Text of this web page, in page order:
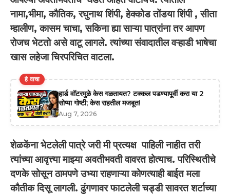
नामा,भीमा, कौतिक, रघुनाथ शिंपी, हेक्कोड तोंडया शिंपी , सीता
म्हालीण, कासम चाचा, सकिना ह्या साऱ्या पात्रांना तर आपण
रोजच भेटतो असे वाटू लागले. त्यांच्या संवादातील वऱ्हाडी भाषेचा
खास लहेजा चिरपरिचित वाटला.
हे वाचा
हार्ड वॉटरमुळे केस गळतायत? टक्कल पडण्यापूर्वी करा या 2
सोप्या गोष्टी; केस राहतील मजबूत!
Aug 7, 2026
शेळकेंना भेटलेली पात्रे जरी मी प्रत्यक्ष पाहिली नाहीत तरी
त्यांच्या आवृत्त्या माझ्या अवतीभवती वावरत होत्याच. परिस्थितीचे
दणके सोसून ठामपणे उभ्या राहणाऱ्या कोणत्याही बाईत मला
कौतीक दिसू लागली. ढुंगणावर फाटलेली चड्डी सावरत शर्टाच्या